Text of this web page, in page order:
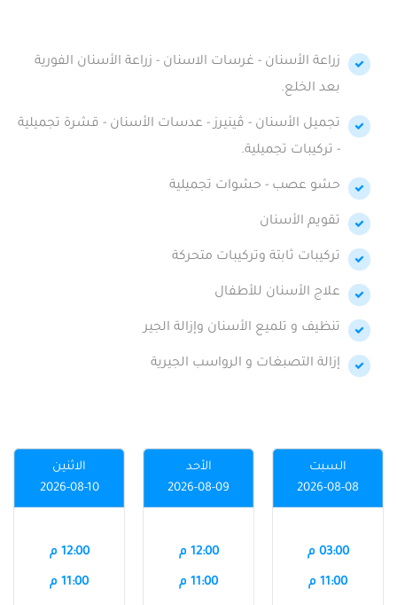
زراعة الأسنان - غرسات الاسنان - زراعة الأسنان الفورية
بعد الخلع.
تجميل الأسنان - ڤينيرز - عدسات الأسنان - قشرة تجميلية
- تركيبات تجميلية.
حشو عصب - حشوات تجميلية
تقويم الأسنان
تركيبات ثابتة وتركيبات متحركة
علاج الأسنان للأطفال
تنظيف و تلميع الأسنان وإزالة الجير
إزالة التصبغات و الرواسب الجيرية
السبت
2026-08-08
03:00 م
11:00 م
الأحد
2026-08-09
12:00 م
11:00 م
الاثنين
2026-08-10
12:00 م
11:00 م